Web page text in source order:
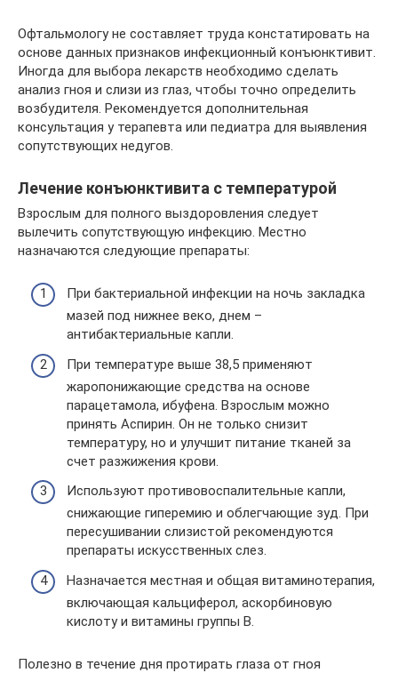
Офтальмологу не составляет труда констатировать на
основе данных признаков инфекционный конъюнктивит.
Иногда для выбора лекарств необходимо сделать
анализ гноя и слизи из глаз, чтобы точно определить
возбудителя. Рекомендуется дополнительная
консультация у терапевта или педиатра для выявления
сопутствующих недугов.
Лечение конъюнктивита с температурой
Взрослым для полного выздоровления следует
вылечить сопутствующую инфекцию. Местно
назначаются следующие препараты:
При бактериальной инфекции на ночь закладка
мазей под нижнее веко, днем –
антибактериальные капли.
При температуре выше 38,5 применяют
жаропонижающие средства на основе
парацетамола, ибуфена. Взрослым можно
принять Аспирин. Он не только снизит
температуру, но и улучшит питание тканей за
счет разжижения крови.
Используют противовоспалительные капли,
снижающие гиперемию и облегчающие зуд. При
пересушивании слизистой рекомендуются
препараты искусственных слез.
Назначается местная и общая витаминотерапия,
включающая кальциферол, аскорбиновую
кислоту и витамины группы В.
Полезно в течение дня протирать глаза от гноя